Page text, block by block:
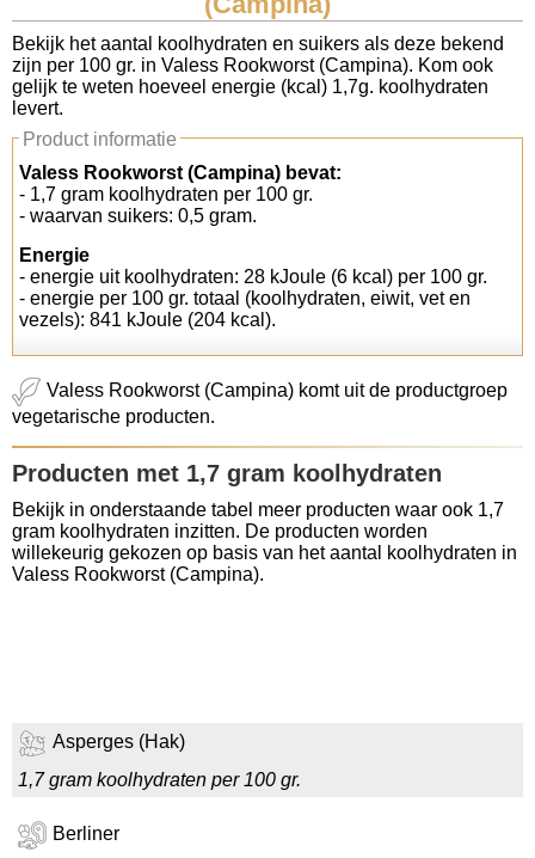
Koolhydraten tellen
Links
Bekijk het aantal koolhydraten en suikers als deze bekend
zijn per 100 gr. in Valess Rookworst (Campina). Kom ook
gelijk te weten hoeveel energie (kcal) 1,7g. koolhydraten
levert.
Product informatie
Valess Rookworst (Campina) bevat:
- 1,7 gram koolhydraten per 100 gr.
- waarvan suikers: 0,5 gram.
Energie
- energie uit koolhydraten: 28 kJoule (6 kcal) per 100 gr.
- energie per 100 gr. totaal (koolhydraten, eiwit, vet en
vezels): 841 kJoule (204 kcal).
Valess Rookworst (Campina) komt uit de productgroep
vegetarische producten.
Producten met 1,7 gram koolhydraten
Bekijk in onderstaande tabel meer producten waar ook 1,7
gram koolhydraten inzitten. De producten worden
willekeurig gekozen op basis van het aantal koolhydraten in
Valess Rookworst (Campina).
Asperges (Hak)
1,7 gram koolhydraten per 100 gr.
Berliner